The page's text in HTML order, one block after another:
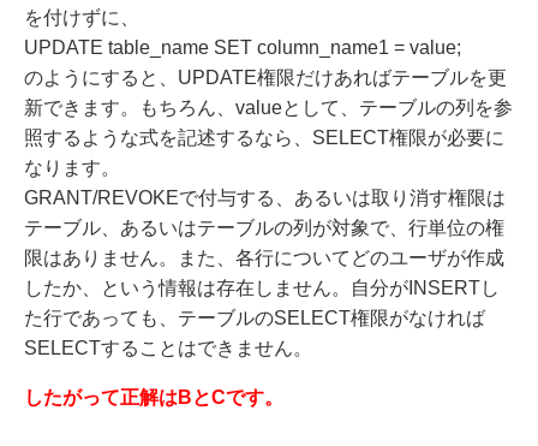
を付けずに、
UPDATE table_name SET column_name1 = value;
のようにすると、UPDATE権限だけあればテーブルを更
新できます。もちろん、valueとして、テーブルの列を参
照するような式を記述するなら、SELECT権限が必要に
なります。
GRANT/REVOKEで付与する、あるいは取り消す権限は
テーブル、あるいはテーブルの列が対象で、行単位の権
限はありません。また、各行についてどのユーザが作成
したか、という情報は存在しません。自分がINSERTし
た行であっても、テーブルのSELECT権限がなければ
SELECTすることはできません。
したがって正解はBとCです。